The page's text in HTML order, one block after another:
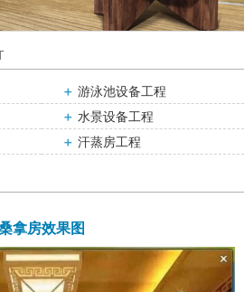
＋ 游泳池设备工程
＋ 水景设备工程
＋ 汗蒸房工程
拿房效果图